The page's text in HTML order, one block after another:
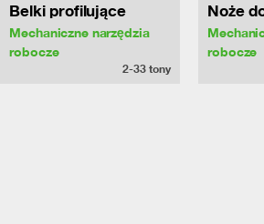
Belki profilujące
Mechaniczne narzędzia
robocze
2-33tony
Noże
robocze